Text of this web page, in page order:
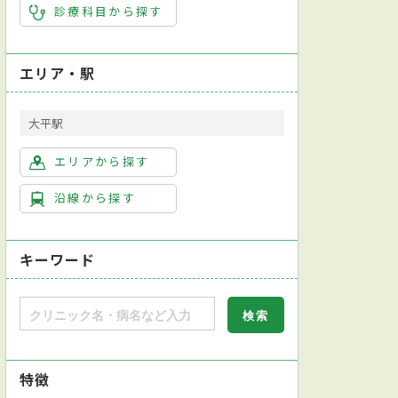
診療科目から探す
エリア・駅
大平駅
エリアから探す
沿線から探す
キーワード
特徴